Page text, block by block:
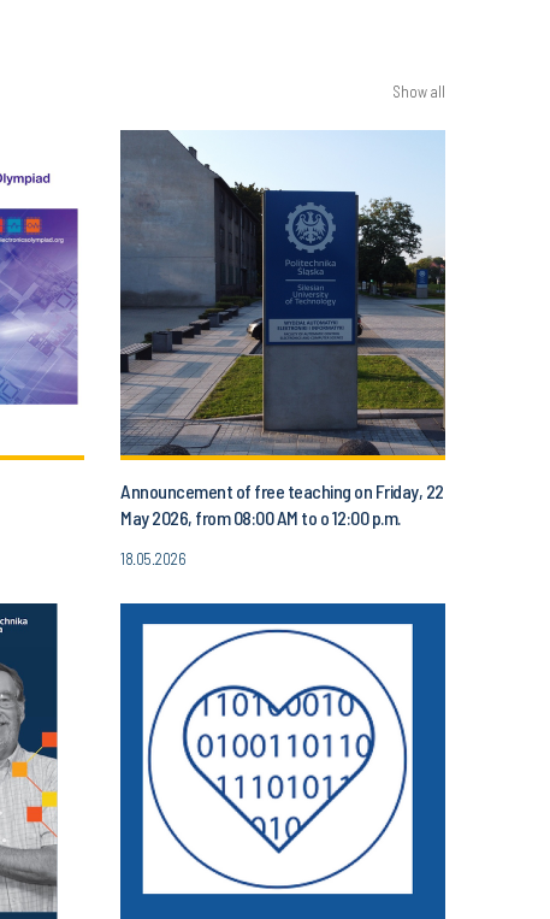
Show all
Announcement of free teaching on Friday, 22
May 2026, from 08:00 AM to o 12:00 p.m.
18.05.2026